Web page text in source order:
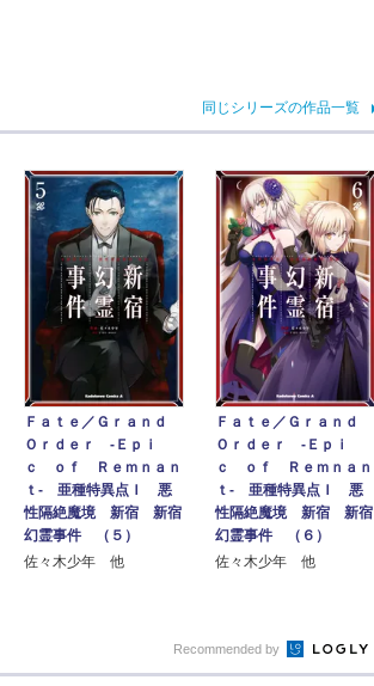
同じシリーズの作品一覧
Ｆａｔｅ／Ｇｒａｎｄ
Ｏｒｄｅｒ ‐Ｅｐｉ
ｃ ｏｆ Ｒｅｍｎａｎ
ｔ‐ 亜種特異点Ｉ 悪
性隔絶魔境 新宿 新宿
幻霊事件 （５）
佐々木少年 他
Ｆａｔｅ／Ｇｒａｎｄ
Ｏｒｄｅｒ ‐Ｅｐｉ
ｃ ｏｆ Ｒｅｍｎａｎ
ｔ‐ 亜種特異点Ｉ 悪
性隔絶魔境 新宿 新宿
幻霊事件 （６）
佐々木少年 他
Recommended by